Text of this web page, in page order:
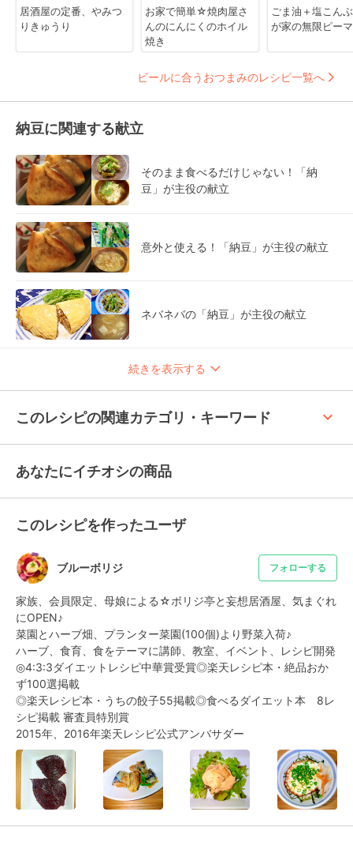
居酒屋の定番、やみつ
りきゅうり
お家で簡単☆焼肉屋さ
んのにんにくのホイル
焼き
ごま油＋塩こん
が家の無限ピー
ビールに合うおつまみのレシピ一覧へ
納豆に関連する献立
そのまま食べるだけじゃない！「納
豆」が主役の献立
意外と使える！「納豆」が主役の献立
ネバネバの「納豆」が主役の献立
続きを表示する
このレシピの関連カテゴリ・キーワード keyboard_arrow_up
あなたにイチオシの商品
このレシピを作ったユーザ
ブルーボリジ フォローする
家族、会員限定、母娘による☆ボリジ亭と妄想居酒屋、気まぐれ
にOPEN♪
菜園とハーブ畑、プランター菜園(100個)より野菜入荷♪
ハーブ、食育、食をテーマに講師、教室、イベント、レシピ開発
◎4:3:3ダイエットレシピ中華賞受賞◎楽天レシピ本・絶品おか
ず100選掲載
◎楽天レシピ本・うちの餃子55掲載◎食べるダイエット本　8レ
シピ掲載 審査員特別賞
2015年、2016年楽天レシピ公式アンバサダー